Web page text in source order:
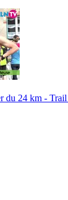
du 24 km - Trail